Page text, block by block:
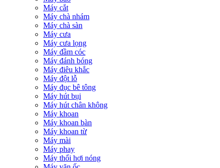
Máy cắt
Máy chà nhám
Máy chà sàn
Máy cưa
Máy cưa lọng
Máy đầm cóc
Máy đánh bóng
Máy điêu khắc
Máy đột lỗ
Máy đục bê tông
Máy hút bụi
Máy hút chân không
Máy khoan
Máy khoan bàn
Máy khoan từ
Máy mài
Máy phay
Máy thổi hơi nóng